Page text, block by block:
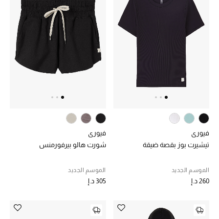
الرجال
الجمال
مستلزمات المنزل
جديد لدينا
فيوري
تيشيرت بوز بقصة ضيقة
الموسم الجديد
260 د.إ
فيوري
شورت هالو بيرفورمنس
الموسم الجديد
305 د.إ